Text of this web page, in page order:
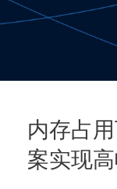
内存占
案实现